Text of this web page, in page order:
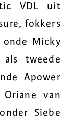
VDL uit
fokkers
onde Micky
tweede
Apower
van
Siebe